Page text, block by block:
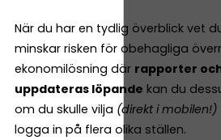
När du har en tydlig överblick vet
minskar risken för obehagliga
ekonomilösning där rapporter
uppdateras löpande kan du
om du skulle vilja (direkt i mobilen!)
logga in på flera olika ställen.